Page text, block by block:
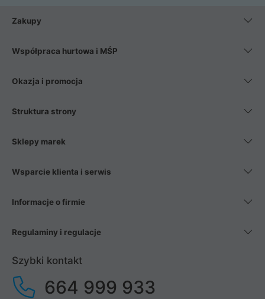
Zakupy
Współpraca hurtowa i MŚP
Okazja i promocja
Struktura strony
Sklepy marek
Wsparcie klienta i serwis
Informacje o firmie
Regulaminy i regulacje
Szybki kontakt
664 999 933